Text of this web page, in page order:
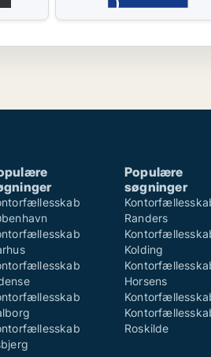
Populære
søgninger
Randers
Kolding
Horsens
Roskilde